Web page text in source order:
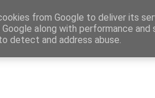
Επικοινωνία Site Map
Ενημέρωση Αγγελίες
from Google to deliver its
Google along with performance
detect and address abuse.